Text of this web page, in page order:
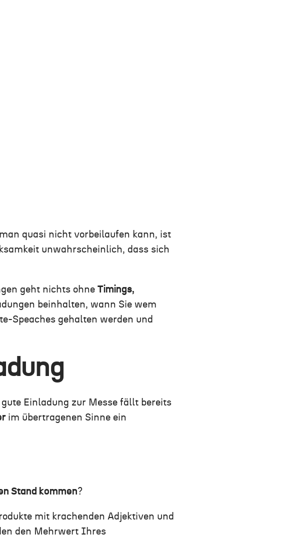
quasi nicht vorbeilaufen kann, ist
unwahrscheinlich, dass sich
geht nichts ohne Timings,
beinhalten, wann Sie wem
Speaches gehalten werden und
Einladung zur Messe fällt bereits
im übertragenen Sinne ein
Stand kommen?
mit krachenden Adjektiven und
den Mehrwert Ihres